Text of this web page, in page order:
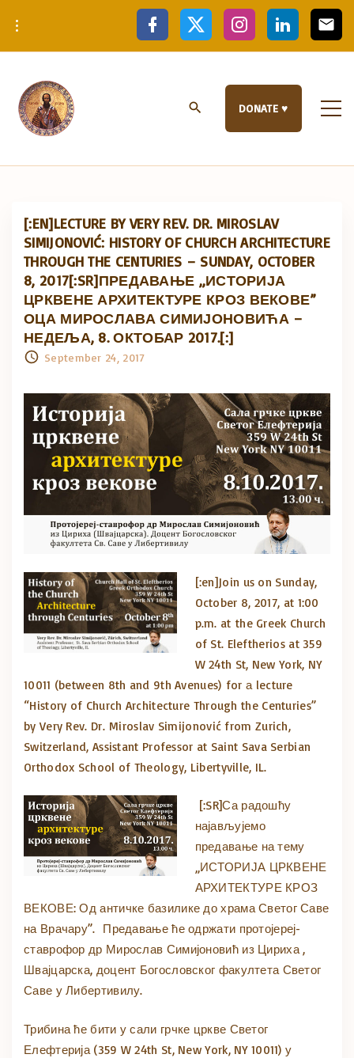
i
f
c
e
x i
s
t
r
m
l
n
k
i
e
a
i
DONATE ♥
[:EN]LECTURE BY VERY REV. DR. MIROSLAV
SIMIJONOVIĆ: HISTORY OF CHURCH ARCHITECTURE
THROUGH THE CENTURIES – SUNDAY, OCTOBER
8, 2017[:SR]ПРЕДАВАЊЕ „ИСТОРИЈА
ЦРКВЕНЕ АРХИТЕКТУРЕ КРОЗ ВЕКОВЕ”
ОЦА МИРОСЛАВА СИМИЈОНОВИЋА –
НЕДЕЉА, 8. ОКТОБАР 2017.[:]
September 24, 2017
[:en]Join us on Sunday,
October 8, 2017, at 1:00
p.m. at the Greek Church
of St. Eleftherios at 359
W 24th St, New York, NY
10011 (between 8th and 9th Avenues) for а lecture
“History of Church Architecture Through the Centuries”
by Very Rev. Dr. Miroslav Simijonović from Zurich,
Switzerland, Assistant Professor at Saint Sava Serbian
Orthodox School of Theology, Libertyville, IL.
[:SR]Са радошћу
најављујемо
предавање на тему
„ИСТОРИЈА ЦРКВЕНЕ
АРХИТЕКТУРЕ КРОЗ
ВЕКОВЕ: Од античке базилике до храма Светог Саве
на Врачару”. Предавање ће одржати протојереј-
ставрофор др Мирослав Симијоновић из Цириха ,
Швајцарска, доцент Богословског факултета Светог
Саве у Либертивилу.
Трибина ће бити у сали грчке цркве Светог
Елефтерија (359 W 24th St, New York, NY 10011) у